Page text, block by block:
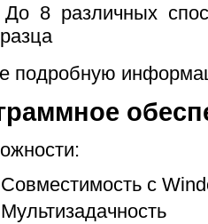
До 8 различных способов одновременного сканирования
подробную
Совместимость с
Мультизадачность